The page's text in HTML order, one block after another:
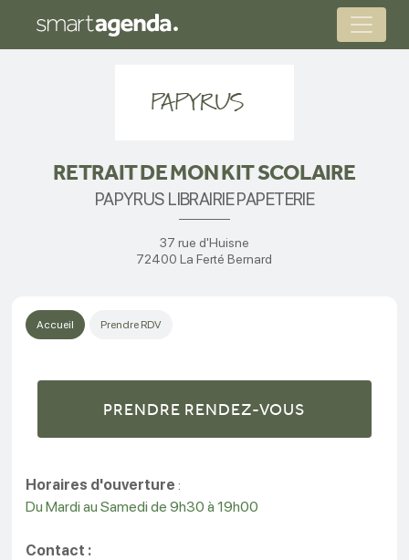
RETRAIT DE MON KIT SCOLAIRE
PAPYRUS LIBRAIRIE PAPETERIE
37 rue d'Huisne
72400 La Ferté Bernard
Accueil Prendre RDV
PRENDRE RENDEZ-VOUS
Horaires d'ouverture :
Du Mardi au Samedi de 9h30 à 19h00
Contact :